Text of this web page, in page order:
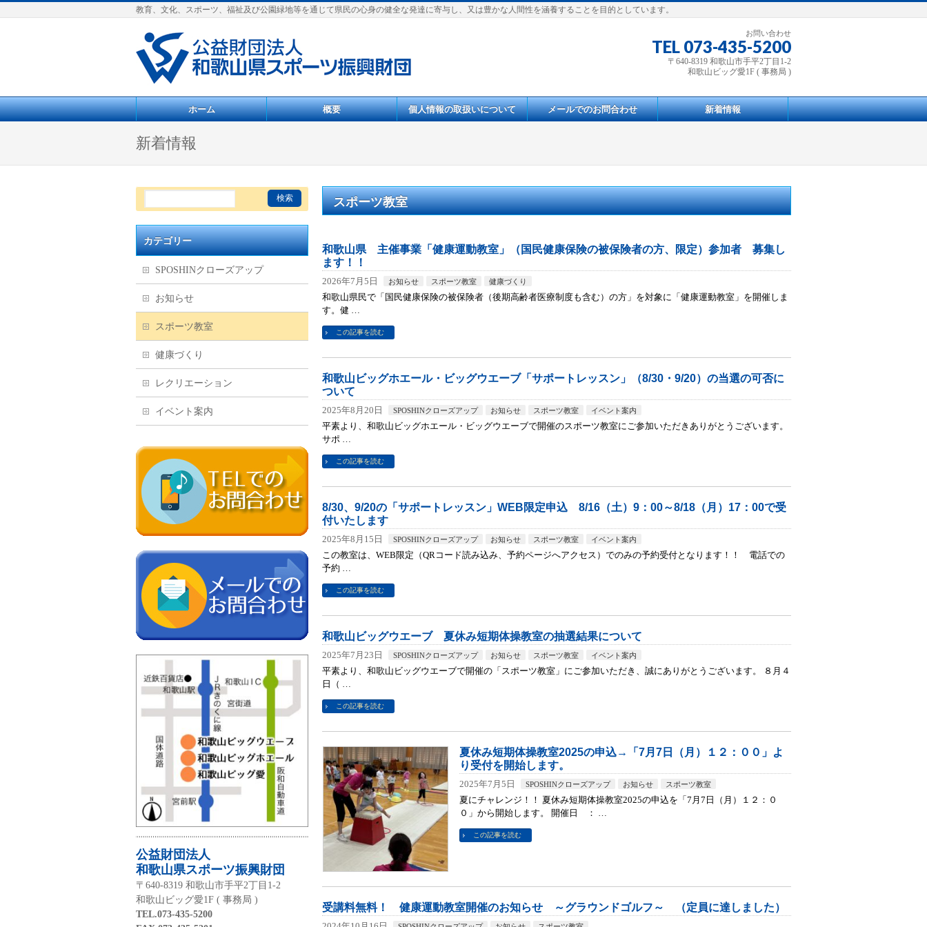
教育、文化、スポーツ、福祉及び公園緑地等を通じて県民の心身の健全な発達に寄与し、又は豊かな人間性を涵養することを目的としています。
お問い合わせ
TEL 073-435-5200
〒640-8319 和歌山市手平2丁目1-2
和歌山ビッグ愛1F ( 事務局 )
ホーム 概要 個人情報の取扱いについて メールでのお問合わせ 新着情報
新着情報
スポーツ教室
和歌山県 主催事業「健康運動教室」（国民健康保険の被保険者の方、限定）参加者 募集し
ます！！
2026年7月5日 お知らせ スポーツ教室 健康づくり
和歌山県民で「国民健康保険の被保険者（後期高齢者医療制度も含む）の方」を対象に「健康運動教室」を開催しま
す。健 …
この記事を読む
和歌山ビッグホエール・ビッグウエーブ「サポートレッスン」（8/30・9/20）の当選の可否に
ついて
2025年8月20日 SPOSHINクローズアップ お知らせ スポーツ教室 イベント案内
平素より、和歌山ビッグホエール・ビッグウエーブで開催のスポーツ教室にご参加いただきありがとうございます。
サポ …
この記事を読む
8/30、9/20の「サポートレッスン」WEB限定申込 8/16（土）9：00～8/18（月）17：00で受
付いたします
2025年8月15日 SPOSHINクローズアップ お知らせ スポーツ教室 イベント案内
この教室は、WEB限定（QRコード読み込み、予約ページへアクセス）でのみの予約受付となります！！ 電話での
予約 …
この記事を読む
和歌山ビッグウエーブ 夏休み短期体操教室の抽選結果について
2025年7月23日 SPOSHINクローズアップ お知らせ スポーツ教室 イベント案内
平素より、和歌山ビッグウエーブで開催の「スポーツ教室」にご参加いただき、誠にありがとうございます。 ８月４
日（ …
この記事を読む
夏休み短期体操教室2025の申込→「7月7日（月）１２：００」よ
り受付を開始します。
2025年7月5日 SPOSHINクローズアップ お知らせ スポーツ教室
夏にチャレンジ！！ 夏休み短期体操教室2025の申込を「7月7日（月）１２：０
０」から開始します。 開催日 ： …
この記事を読む
受講料無料！ 健康運動教室開催のお知らせ ～グラウンドゴルフ～ （定員に達しました）
カテゴリー
SPOSHINクローズアップ
お知らせ
スポーツ教室
健康づくり
レクリエーション
イベント案内
公益財団法人
和歌山県スポーツ振興財団
〒640-8319 和歌山市手平2丁目1-2
和歌山ビッグ愛1F ( 事務局 )
TEL.073-435-5200